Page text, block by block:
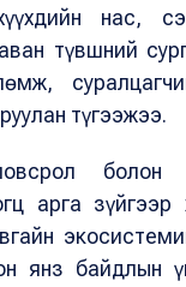
нас,
түвшний
түгээжээ.
болон
арга зүйгээр
янз байдлын